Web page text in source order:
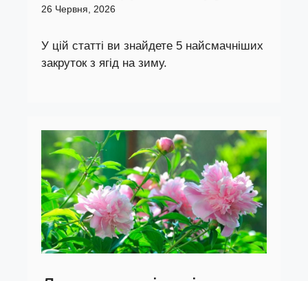
26 Червня, 2026
У цій статті ви знайдете 5 найсмачніших
закруток з ягід на зиму.